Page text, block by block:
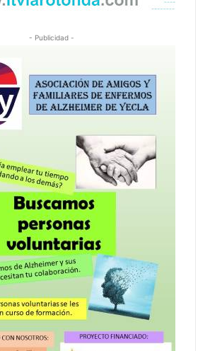
- Publicidad -